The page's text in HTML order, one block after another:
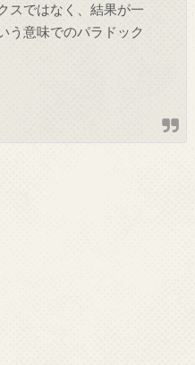
スではなく、結果が一
う意味でのパラドック